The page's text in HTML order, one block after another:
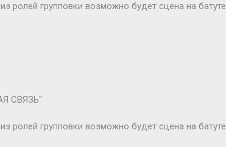
ролей групповки возможно будет сцена на батуте
СВЯЗЬ"
ролей групповки возможно будет сцена на батуте